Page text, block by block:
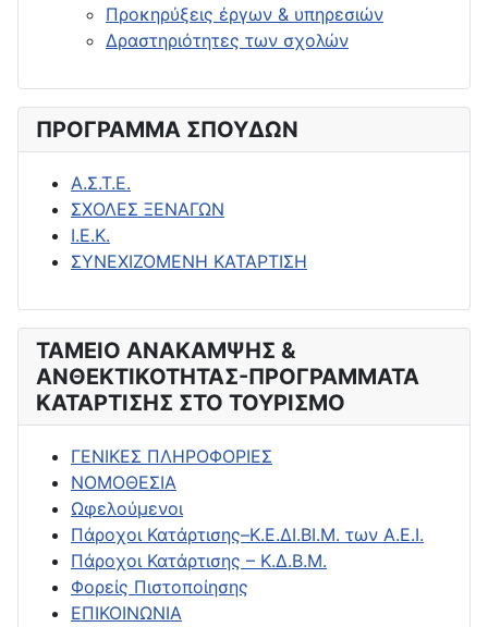
Προκηρύξεις έργων & υπηρεσιών
Δραστηριότητες των σχολών
ΠΡΟΓΡΑΜΜΑ ΣΠΟΥΔΩΝ
Α.Σ.Τ.Ε.
ΣΧΟΛΕΣ ΞΕΝΑΓΩΝ
Ι.Ε.Κ.
ΣΥΝΕΧΙΖΟΜΕΝΗ ΚΑΤΑΡΤΙΣΗ
ΤΑΜΕΙΟ ΑΝΑΚΑΜΨΗΣ &
ΑΝΘΕΚΤΙΚΟΤΗΤΑΣ-ΠΡΟΓΡΑΜΜΑΤΑ
ΚΑΤΑΡΤΙΣΗΣ ΣΤΟ ΤΟΥΡΙΣΜΟ
ΓΕΝΙΚΕΣ ΠΛΗΡΟΦΟΡΙΕΣ
ΝΟΜΟΘΕΣΙΑ
Ωφελούμενοι
Πάροχοι Κατάρτισης–Κ.Ε.ΔΙ.ΒΙ.Μ. των Α.Ε.Ι.
Πάροχοι Κατάρτισης – Κ.Δ.Β.Μ.
Φορείς Πιστοποίησης
ΕΠΙΚΟΙΝΩΝΙΑ